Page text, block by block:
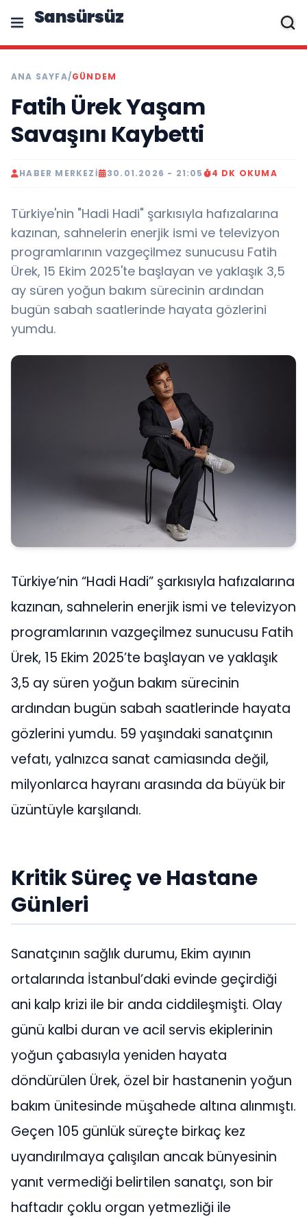
Sansürsüz
ANA SAYFA/GÜNDEM
Fatih Ürek Yaşam
Savaşını Kaybetti
HABER MERKEZI 30.01.2026 - 21:05 4 DK OKUMA
Türkiye'nin "Hadi Hadi" şarkısıyla hafızalarına
kazınan, sahnelerin enerjik ismi ve televizyon
programlarının vazgeçilmez sunucusu Fatih
Ürek, 15 Ekim 2025'te başlayan ve yaklaşık 3,5
ay süren yoğun bakım sürecinin ardından
bugün sabah saatlerinde hayata gözlerini
yumdu.
Türkiye’nin “Hadi Hadi” şarkısıyla hafızalarına
kazınan, sahnelerin enerjik ismi ve televizyon
programlarının vazgeçilmez sunucusu Fatih
Ürek, 15 Ekim 2025’te başlayan ve yaklaşık
3,5 ay süren yoğun bakım sürecinin
ardından bugün sabah saatlerinde hayata
gözlerini yumdu. 59 yaşındaki sanatçının
vefatı, yalnızca sanat camiasında değil,
milyonlarca hayranı arasında da büyük bir
üzüntüyle karşılandı.
Kritik Süreç ve Hastane
Günleri
Sanatçının sağlık durumu, Ekim ayının
ortalarında İstanbul’daki evinde geçirdiği
ani kalp krizi ile bir anda ciddileşmişti. Olay
günü kalbi duran ve acil servis ekiplerinin
yoğun çabasıyla yeniden hayata
döndürülen Ürek, özel bir hastanenin yoğun
bakım ünitesinde müşahede altına alınmıştı.
Geçen 105 günlük süreçte birkaç kez
uyandırılmaya çalışılan ancak bünyesinin
yanıt vermediği belirtilen sanatçı, son bir
haftadır çoklu organ yetmezliği ile